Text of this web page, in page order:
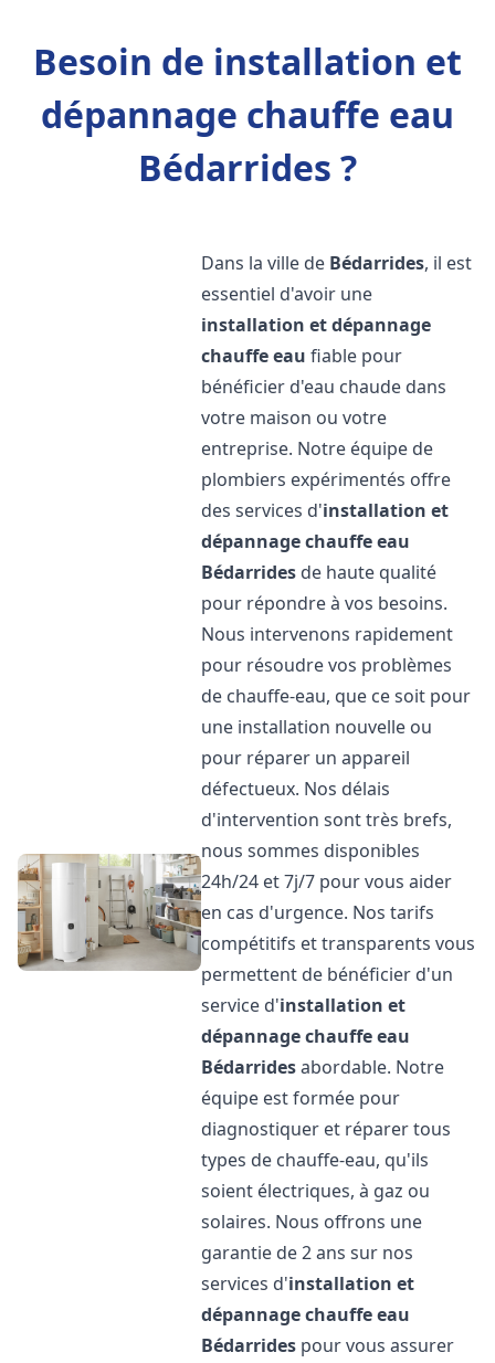
Besoin de installation et
dépannage chauffe eau
Bédarrides ?
Dans la ville de Bédarrides, il est
essentiel d'avoir une
installation et dépannage
chauffe eau fiable pour
bénéficier d'eau chaude dans
votre maison ou votre
entreprise. Notre équipe de
plombiers expérimentés offre
des services d'installation et
dépannage chauffe eau
Bédarrides de haute qualité
pour répondre à vos besoins.
Nous intervenons rapidement
pour résoudre vos problèmes
de chauffe-eau, que ce soit pour
une installation nouvelle ou
pour réparer un appareil
défectueux. Nos délais
d'intervention sont très brefs,
nous sommes disponibles
24h/24 et 7j/7 pour vous aider
en cas d'urgence. Nos tarifs
compétitifs et transparents vous
permettent de bénéficier d'un
service d'installation et
dépannage chauffe eau
Bédarridesabordable. Notre
équipe est formée pour
diagnostiquer et réparer tous
types de chauffe-eau, qu'ils
soient électriques, à gaz ou
solaires. Nous offrons une
garantie de 2 ans sur nos
services d'installation et
dépannage chauffe eau
Bédarrides pour vous assurer